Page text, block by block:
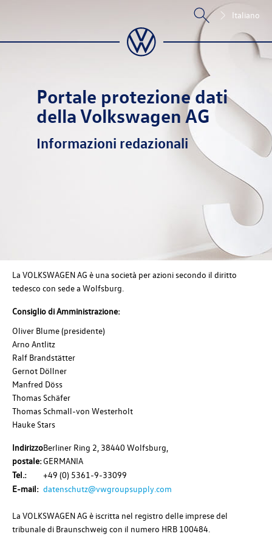
Italiano
Portale protezione dati
della Volkswagen AG
Informazioni redazionali
La VOLKSWAGEN AG è una società per azioni secondo il diritto
tedesco con sede a Wolfsburg.
Consiglio di Amministrazione:
Oliver Blume (presidente)
Arno Antlitz
Ralf Brandstätter
Gernot Döllner
Manfred Döss
Thomas Schäfer
Thomas Schmall-von Westerholt
Hauke Stars
Indirizzo
postale:
Berliner Ring 2, 38440 Wolfsburg,
GERMANIA
Tel.:
+49 (0) 5361-9-33099
E-mail: datenschutz@vwgroupsupply.com
La VOLKSWAGEN AG è iscritta nel registro delle imprese del
tribunale di Braunschweig con il numero HRB 100484.